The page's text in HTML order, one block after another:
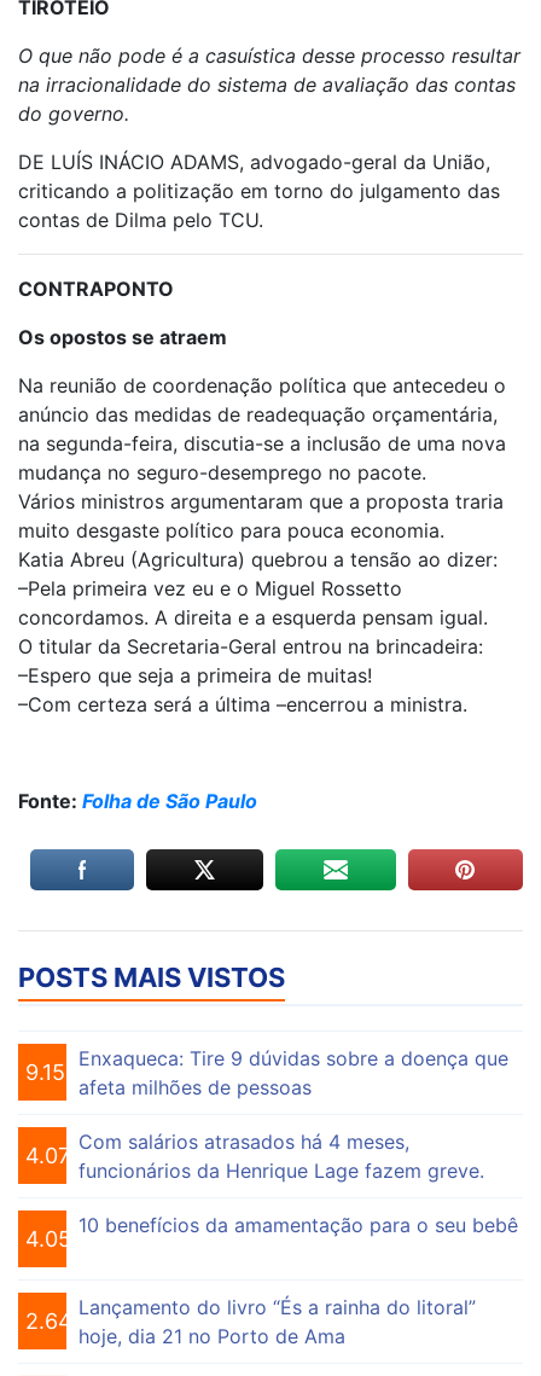
TIROTEIO
O que não pode é a casuística desse processo resultar
na irracionalidade do sistema de avaliação das contas
do governo.
DE LUÍS INÁCIO ADAMS, advogado-geral da União,
criticando a politização em torno do julgamento das
contas de Dilma pelo TCU.
CONTRAPONTO
Os opostos se atraem
Na reunião de coordenação política que antecedeu o
anúncio das medidas de readequação orçamentária,
na segunda-feira, discutia-se a inclusão de uma nova
mudança no seguro-desemprego no pacote.
Vários ministros argumentaram que a proposta traria
muito desgaste político para pouca economia.
Katia Abreu (Agricultura) quebrou a tensão ao dizer:
–Pela primeira vez eu e o Miguel Rossetto
concordamos. A direita e a esquerda pensam igual.
O titular da Secretaria-Geral entrou na brincadeira:
–Espero que seja a primeira de muitas!
–Com certeza será a última –encerrou a ministra.
Fonte: Folha de São Paulo
POSTS MAIS VISTOS
9.153
Enxaqueca: Tire 9 dúvidas sobre a doença que
afeta milhões de pessoas
4.074
Com salários atrasados há 4 meses,
funcionários da Henrique Lage fazem greve.
4.055
10 benefícios da amamentação para o seu bebê
2.647
Lançamento do livro “És a rainha do litoral”
hoje, dia 21 no Porto de Ama